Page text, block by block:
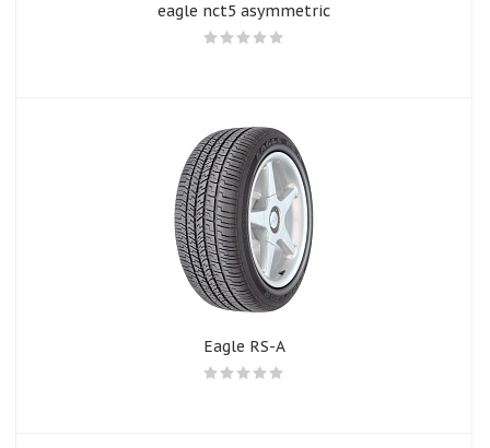
eagle nct5 asymmetric
Eagle RS-A